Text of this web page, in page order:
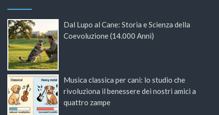
Dal Lupo al Cane: Storia e Scienza della
Coevoluzione (14.000 Anni)
Musica classica per cani: lo studio che
rivoluziona il benessere dei nostri amici a
quattro zampe